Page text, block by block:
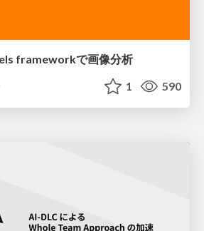
frameworkで画像分析
1 590